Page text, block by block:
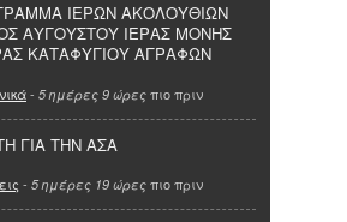
ΙΕΡΩΝ ΑΚΟΛΟΥΘΙΩΝ
ΑΥΓΟΥΣΤΟΥ ΙΕΡΑΣ ΜΟΝΗΣ
ΚΑΤΑΦΥΓΙΟΥ ΑΓΡΑΦΩΝ
- 5 ημέρες 9 ώρες πιο πριν
ΓΙΑ ΤΗΝ ΑΣΑ
- 5 ημέρες 19 ώρες πιο πριν